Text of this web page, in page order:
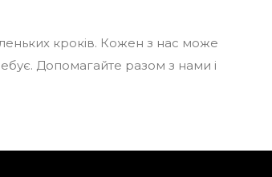
кроків. Кожен з нас може
Допомагайте разом з нами і